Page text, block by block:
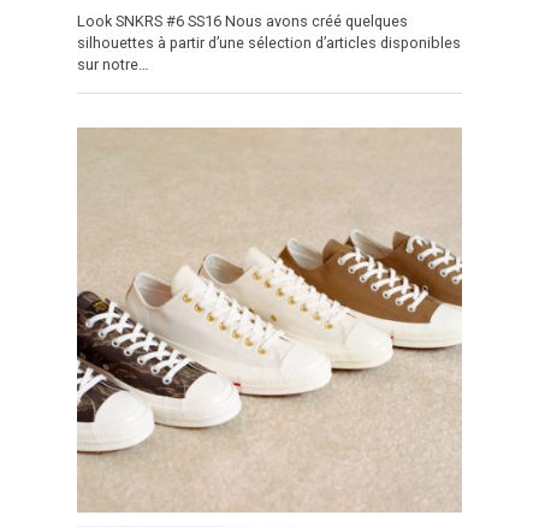
Look SNKRS #6 SS16 Nous avons créé quelques
silhouettes à partir d’une sélection d’articles disponibles
sur notre…